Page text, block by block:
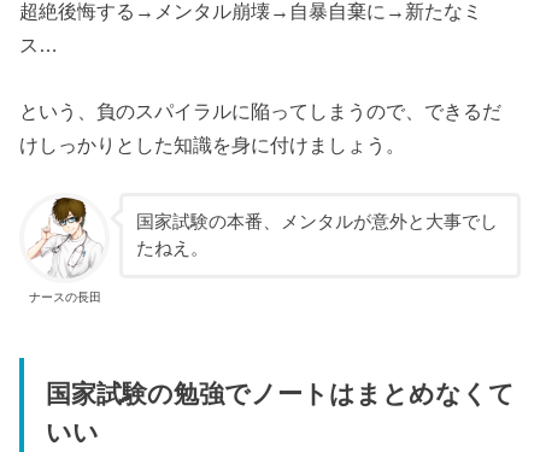
超絶後悔する→メンタル崩壊→自暴自棄に→新たなミ
ス…
という、負のスパイラルに陥ってしまうので、できるだ
けしっかりとした知識を身に付けましょう。
ナースの長田
国家試験の本番、メンタルが意外と大事でし
たねえ。
国家試験の勉強でノートはまとめなくて
いい